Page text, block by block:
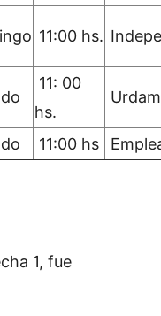
11:00 hs.
11: 00
hs.
11:00 hs
1, fue